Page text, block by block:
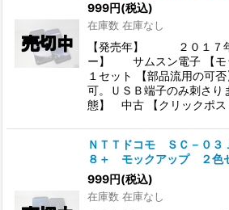
999円(税込)
在庫数 在庫なし
【発売年】 ２０１７年
ー】 サムスン電子 【モ
１セット 【部品流用の
可。ＵＳＢ端子のみ刺さり
態】 中古 【クリックポ
ＮＴＴドコモ ＳＣ－０３
８＋ モックアップ ２色
999円(税込)
在庫数 在庫なし